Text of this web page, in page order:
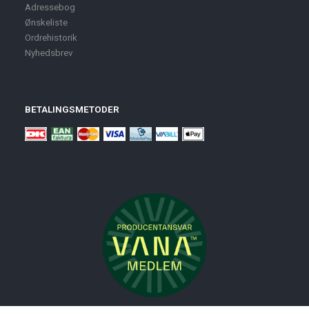
Adressebog
Ønskeliste
Ordrehistorik
Nyhedsbrev
BETALINGSMETODER